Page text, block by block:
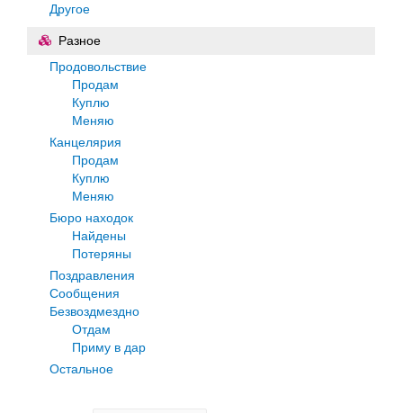
Другое
Разное
Продовольствие
Продам
Куплю
Меняю
Канцелярия
Продам
Куплю
Меняю
Бюро находок
Найдены
Потеряны
Поздравления
Сообщения
Безвоздмездно
Отдам
Приму в дар
Остальное